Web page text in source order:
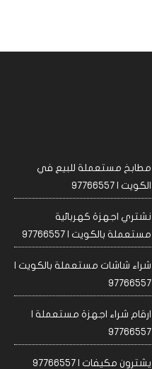
مطابخ مستعملة للبيع في
الكويت | 97766557
نشتري اجهزة كهربائية
مستعملة بالكويت | 97766557
شراء شاشات مستعملة بالكويت |
97766557
ارقام شراء اجهزة مستعملة |
97766557
يشترون مكيفات | 97766557